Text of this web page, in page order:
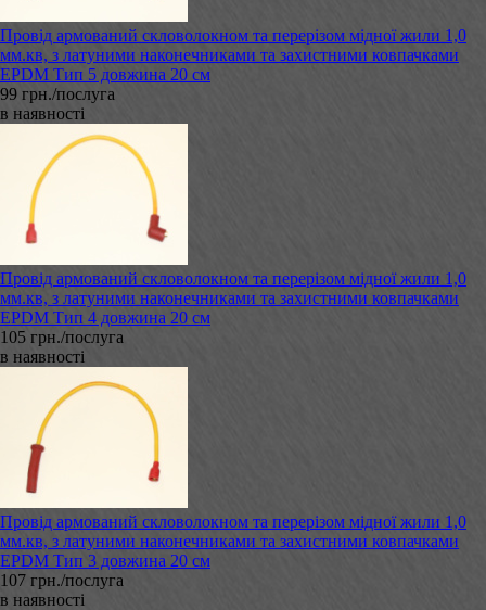
Провід армований скловолокном та перерізом мідної жили 1,0
мм.кв, з латуними наконечниками та захистними ковпачками
EPDM Тип 5 довжина 20 см
99 грн./послуга
в наявності
Провід армований скловолокном та перерізом мідної жили 1,0
мм.кв, з латуними наконечниками та захистними ковпачками
EPDM Тип 4 довжина 20 см
105 грн./послуга
в наявності
Провід армований скловолокном та перерізом мідної жили 1,0
мм.кв, з латуними наконечниками та захистними ковпачками
EPDM Тип 3 довжина 20 см
107 грн./послуга
в наявності